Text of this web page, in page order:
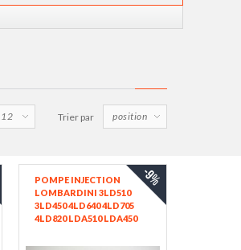
Trier par
POMPE INJECTION
LOMBARDINI 3LD510
3LD450 4LD640 4LD705
4LD820 LDA510 LDA450
LOMBARDINI 6590263 -
-9%